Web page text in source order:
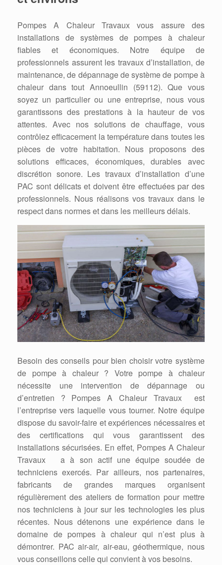
Pompes A Chaleur Travaux vous assure des
installations de systèmes de pompes à chaleur
fiables et économiques. Notre équipe de
professionnels assurent les travaux d’installation, de
maintenance, de dépannage de système de pompe à
chaleur dans tout Annoeullin (59112). Que vous
soyez un particulier ou une entreprise, nous vous
garantissons des prestations à la hauteur de vos
attentes. Avec nos solutions de chauffage, vous
contrôlez efficacement la température dans toutes les
pièces de votre habitation. Nous proposons des
solutions efficaces, économiques, durables avec
discrétion sonore. Les travaux d’installation d’une
PAC sont délicats et doivent être effectuées par des
professionnels. Nous réalisons vos travaux dans le
respect dans normes et dans les meilleurs délais.
Besoin des conseils pour bien choisir votre système
de pompe à chaleur ? Votre pompe à chaleur
nécessite une intervention de dépannage ou
d’entretien ? Pompes A Chaleur Travaux est
l’entreprise vers laquelle vous tourner. Notre équipe
dispose du savoir-faire et expériences nécessaires et
des certifications qui vous garantissent des
installations sécurisées. En effet, Pompes A Chaleur
Travaux a à son actif une équipe soudée de
techniciens exercés. Par ailleurs, nos partenaires,
fabricants de grandes marques organisent
régulièrement des ateliers de formation pour mettre
nos techniciens à jour sur les technologies les plus
récentes. Nous détenons une expérience dans le
domaine de pompes à chaleur qui n’est plus à
démontrer. PAC air-air, air-eau, géothermique, nous
vous conseillons celle qui convient à vos besoins.